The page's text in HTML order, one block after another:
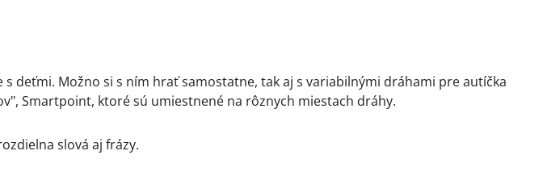
deťmi. Možno si s ním hrať samostatne, tak aj s variabilnými dráhami pre autíčka
Smartpoint, ktoré sú umiestnené na rôznych miestach dráhy.
slová aj frázy.